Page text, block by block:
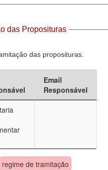
das Proposituras
das proposituras.
Email
Responsável
regime de tramitação